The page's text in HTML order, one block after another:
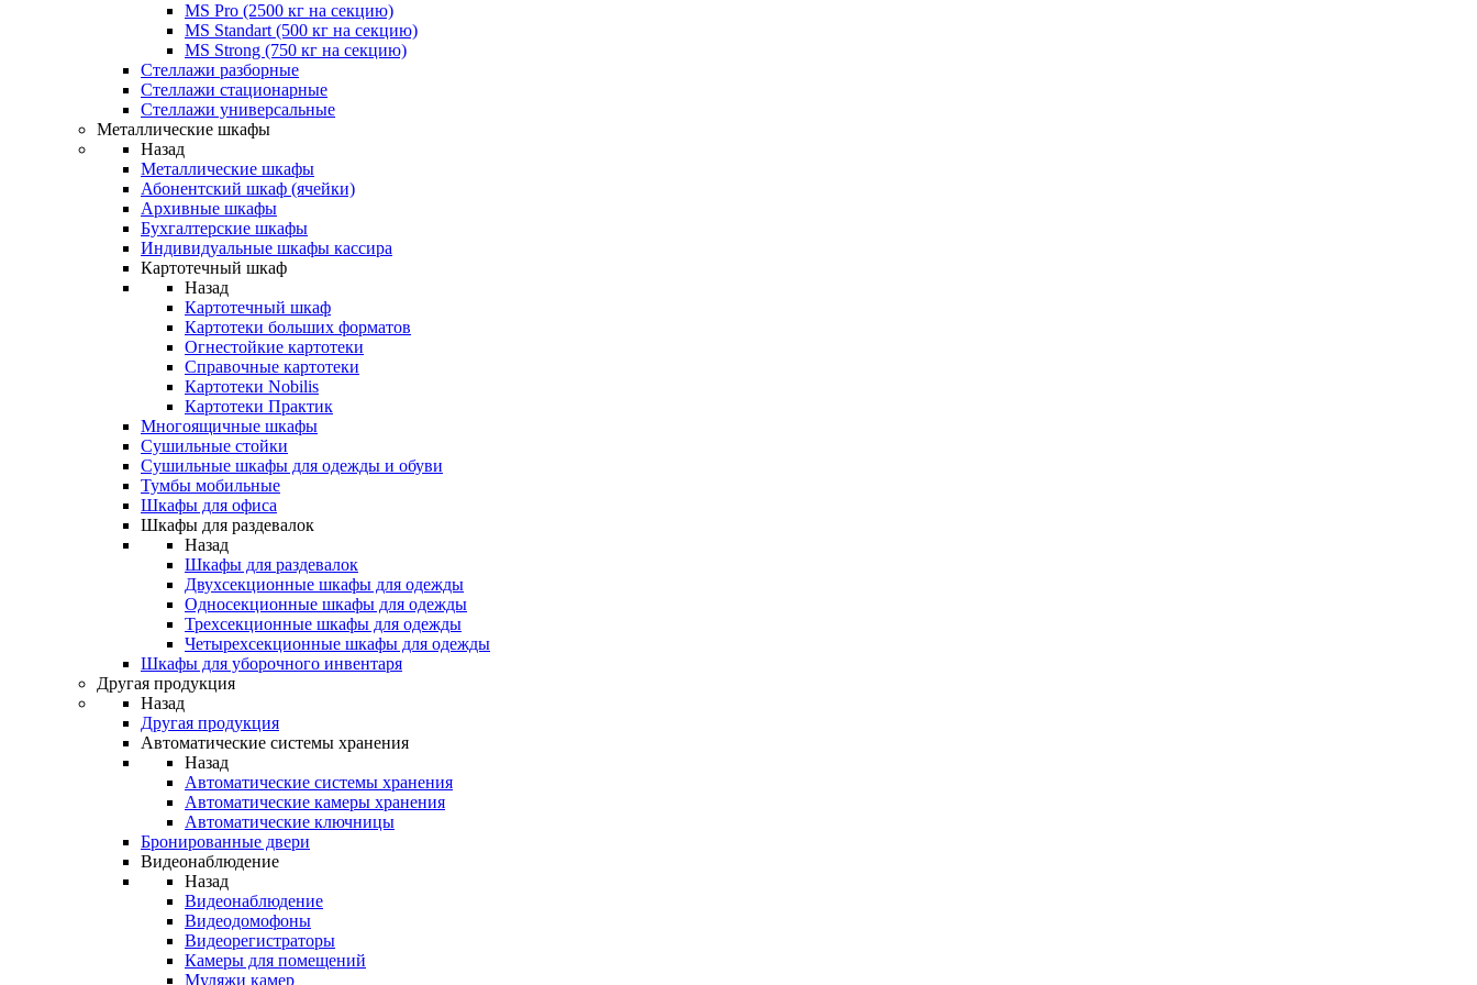
MS Pro (2500 кг на секцию)
MS Standart (500 кг на секцию)
MS Strong (750 кг на секцию)
Стеллажи разборные
Стеллажи стационарные
Стеллажи универсальные
Металлические шкафы
Назад
Металлические шкафы
Абонентский шкаф (ячейки)
Архивные шкафы
Бухгалтерские шкафы
Индивидуальные шкафы кассира
Картотечный шкаф
Назад
Картотечный шкаф
Картотеки больших форматов
Огнестойкие картотеки
Справочные картотеки
Картотеки Nobilis
Картотеки Практик
Многоящичные шкафы
Сушильные стойки
Сушильные шкафы для одежды и обуви
Тумбы мобильные
Шкафы для офиса
Шкафы для раздевалок
Назад
Шкафы для раздевалок
Двухсекционные шкафы для одежды
Односекционные шкафы для одежды
Трехсекционные шкафы для одежды
Четырехсекционные шкафы для одежды
Шкафы для уборочного инвентаря
Другая продукция
Назад
Другая продукция
Автоматические системы хранения
Назад
Автоматические системы хранения
Автоматические камеры хранения
Автоматические ключницы
Бронированные двери
Видеонаблюдение
Назад
Видеонаблюдение
Видеодомофоны
Видеорегистраторы
Камеры для помещений
Муляжи камер